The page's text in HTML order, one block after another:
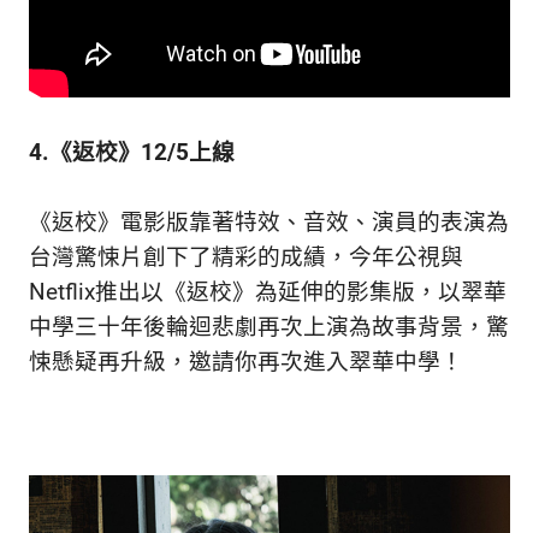
4.《返校》12/5上線
《返校》電影版靠著特效、音效、演員的表演為
台灣驚悚片創下了精彩的成績，今年公視與
Netflix推出以《返校》為延伸的影集版，以翠華
中學三十年後輪迴悲劇再次上演為故事背景，驚
悚懸疑再升級，邀請你再次進入翠華中學！